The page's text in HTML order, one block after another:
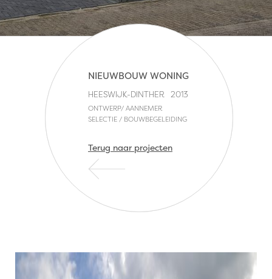
NIEUWBOUW WONING
HEESWIJK-DINTHER 2013
ONTWERP/ AANNEMER
SELECTIE / BOUWBEGELEIDING
Terug naar projecten